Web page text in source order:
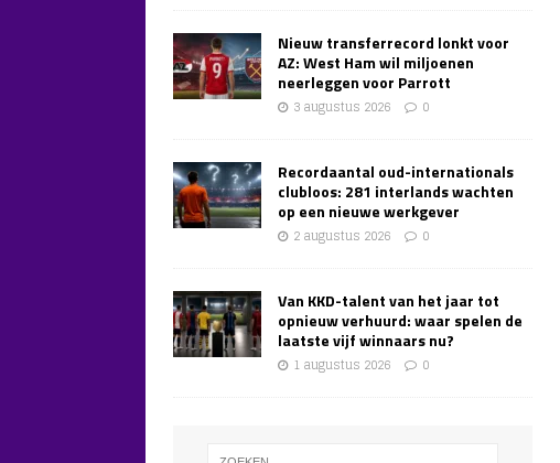
Nieuw transferrecord lonkt voor
AZ: West Ham wil miljoenen
neerleggen voor Parrott
3 augustus 2026 0
Recordaantal oud-internationals
clubloos: 281 interlands wachten
op een nieuwe werkgever
2 augustus 2026 0
Van KKD-talent van het jaar tot
opnieuw verhuurd: waar spelen de
laatste vijf winnaars nu?
1 augustus 2026 0